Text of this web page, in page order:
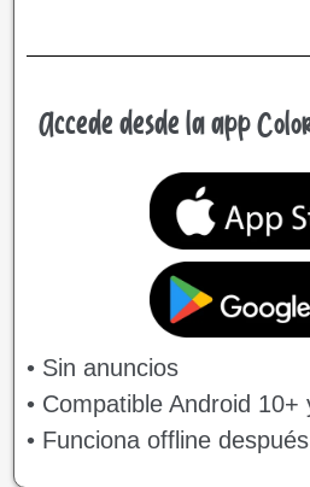
Accede desde la app
• Sin anuncios
• Compatible Android 10+
• Funciona offline